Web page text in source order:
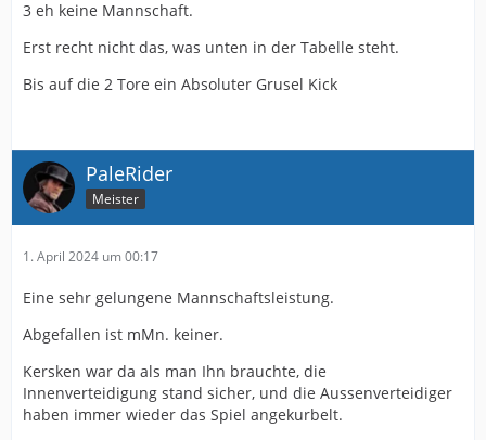
3 eh keine Mannschaft.
Erst recht nicht das, was unten in der Tabelle steht.
Bis auf die 2 Tore ein Absoluter Grusel Kick
PaleRider
Meister
1. April 2024 um 00:17
Eine sehr gelungene Mannschaftsleistung.
Abgefallen ist mMn. keiner.
Kersken war da als man Ihn brauchte, die
Innenverteidigung stand sicher, und die Aussenverteidiger
haben immer wieder das Spiel angekurbelt.